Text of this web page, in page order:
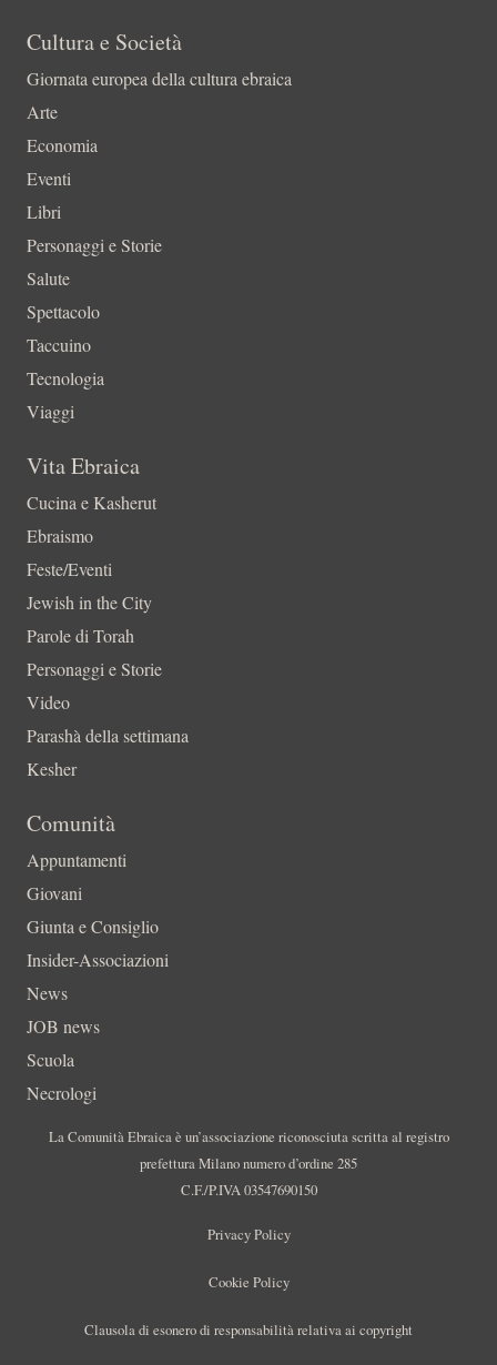
Cultura e Società
Giornata europea della cultura ebraica
Arte
Economia
Eventi
Libri
Personaggi e Storie
Salute
Spettacolo
Taccuino
Tecnologia
Viaggi
Vita Ebraica
Cucina e Kasherut
Ebraismo
Feste/Eventi
Jewish in the City
Parole di Torah
Personaggi e Storie
Video
Parashà della settimana
Kesher
Comunità
Appuntamenti
Giovani
Giunta e Consiglio
Insider-Associazioni
News
JOB news
Scuola
Necrologi
La Comunità Ebraica è un’associazione riconosciuta scritta al registro
prefettura Milano numero d’ordine 285
C.F./P.IVA 03547690150
Privacy Policy
Cookie Policy
Clausola di esonero di responsabilità relativa ai copyright